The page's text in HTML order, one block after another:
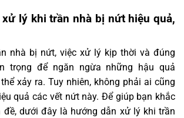
lý khi trần nhà bị nứt hiệu quả,
nhà bị nứt, việc xử lý kịp thời và đúng
trọng để ngăn ngừa những hậu quả
xảy ra. Tuy nhiên, không phải ai cũng
quả các vết nứt này. Để giúp bạn khắc
đề, dưới đây là hướng dẫn xử lý khi trần